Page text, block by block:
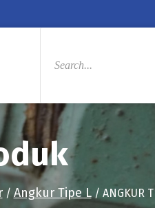
PRODUCTS
/ Angkur Tipe L/ ANGKUR